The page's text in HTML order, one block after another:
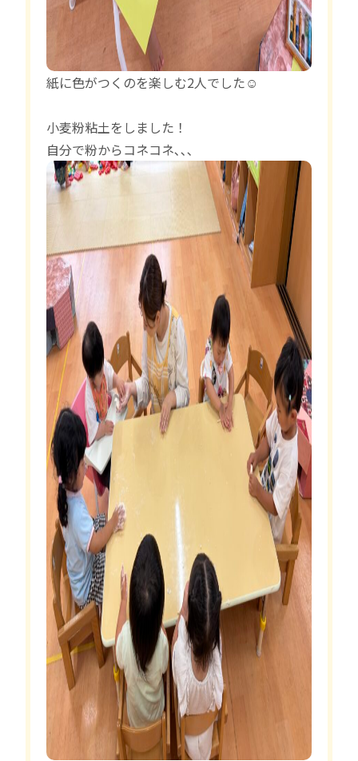
紙に色がつくのを楽しむ2人でした☺️
小麦粉粘土をしました！
自分で粉からコネコネ､､､